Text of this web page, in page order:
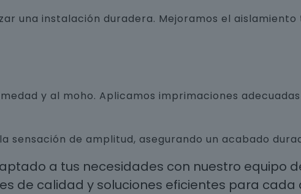
una instalación duradera. Mejoramos el
y al moho. Aplicamos imprimaciones
de amplitud, asegurando un acabado
a tus necesidades con nuestro equipo
de calidad y soluciones eficientes para cada